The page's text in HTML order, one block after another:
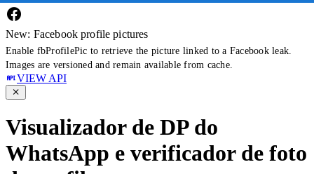
New: Facebook profile pictures
Enable fbProfilePic to retrieve the picture linked to a Facebook leak.
Images are versioned and remain available from cache.
VIEW API
Visualizador de DP do
WhatsApp e verificador de foto